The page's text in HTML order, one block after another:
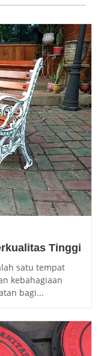
Tinggi
satu tempat
kebahagiaan
bagi...